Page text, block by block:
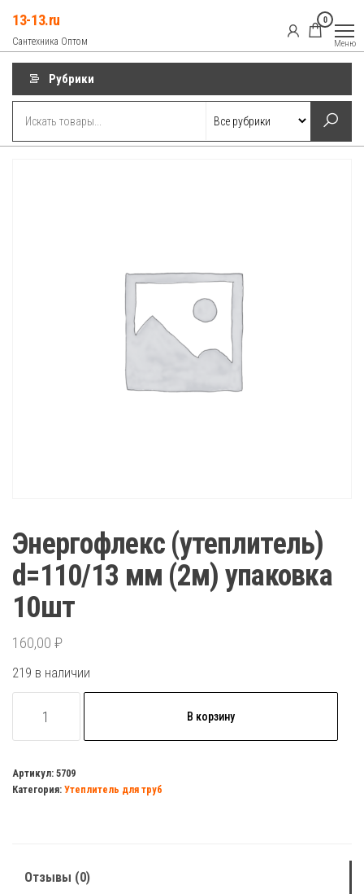
содержимому
13-13.ru
Сантехника Оптом
0
Меню
Рубрики
Энергофлекс (утеплитель)
d=110/13 мм (2м) упаковка
10шт
160,00 ₽
219 в наличии
товара
(утеплитель)
d=110/13
10шт
В корзину
Артикул: 5709
Категория: Утеплитель для труб
Отзывы (0)